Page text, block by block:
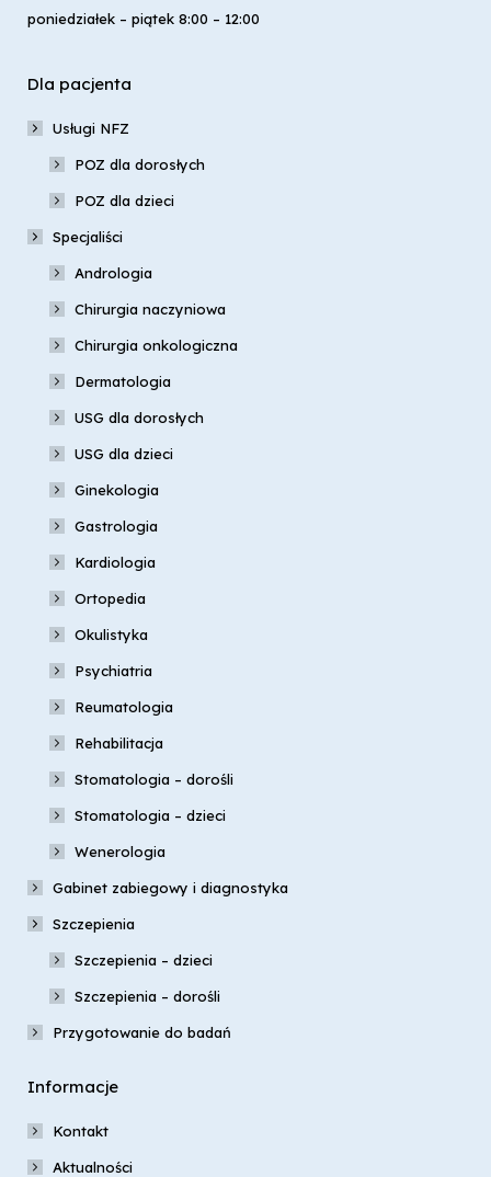
poniedziałek – piątek 8:00 – 12:00
Dla pacjenta
Usługi NFZ
POZ dla dorosłych
POZ dla dzieci
Specjaliści
Andrologia
Chirurgia naczyniowa
Chirurgia onkologiczna
Dermatologia
USG dla dorosłych
USG dla dzieci
Ginekologia
Gastrologia
Kardiologia
Ortopedia
Okulistyka
Psychiatria
Reumatologia
Rehabilitacja
Stomatologia – dorośli
Stomatologia – dzieci
Wenerologia
Gabinet zabiegowy i diagnostyka
Szczepienia
Szczepienia – dzieci
Szczepienia – dorośli
Przygotowanie do badań
Informacje
Kontakt
Aktualności